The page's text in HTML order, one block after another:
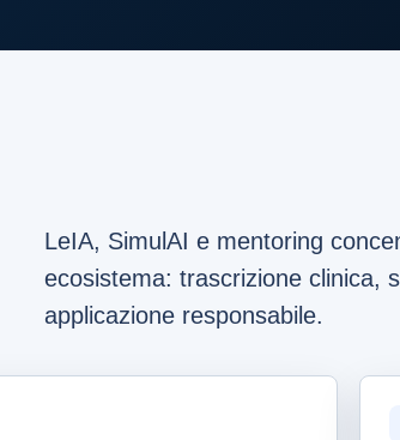
LeIA, SimulAI e mentoring
ecosistema: trascrizione clinica,
applicazione responsabile.